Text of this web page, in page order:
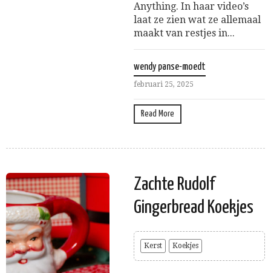
Anything. In haar video’s
laat ze zien wat ze allemaal
maakt van restjes in...
wendy panse-moedt
februari 25, 2025
Read More
Zachte Rudolf
Gingerbread Koekjes
Kerst Koekjes